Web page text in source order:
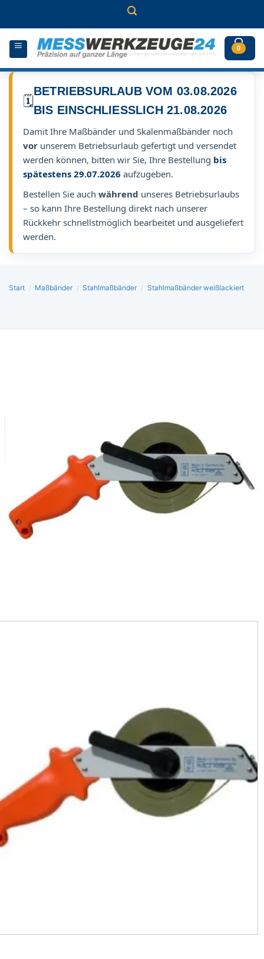
0
🗓️
BETRIEBSURLAUB VOM 03.08.2026
BIS EINSCHLIESSLICH 21.08.2026
Damit Ihre Maßbänder und Skalenmaßbänder noch
vor unserem Betriebsurlaub gefertigt und versendet
werden können, bitten wir Sie, Ihre Bestellung bis
spätestens 29.07.2026 aufzugeben.
Bestellen Sie auch während unseres Betriebsurlaubs
– so kann Ihre Bestellung direkt nach unserer
Rückkehr schnellstmöglich bearbeitet und ausgeliefert
werden.
Start / Maßbänder / Stahlmaßbänder / Stahlmaßbänder weißlackiert